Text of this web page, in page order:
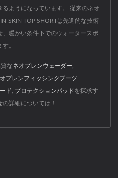
るようになっています。 従来のネオ
SKIN TOP SHORTは先進的な技術
、暖かい条件下でのウォータースポ
。
なネオプレンウェーダー
プレンフィッシングブーツ
ド プロテクションパッドを探求す
の詳細については！